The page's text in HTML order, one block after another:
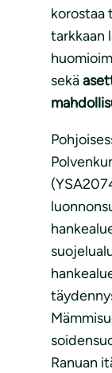
korostaa
tarkkaan
sekä
Ranuan